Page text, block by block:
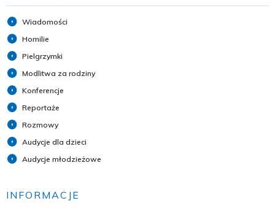
Wiadomości
Homilie
Pielgrzymki
Modlitwa za rodziny
Konferencje
Reportaże
Rozmowy
Audycje dla dzieci
Audycje młodzieżowe
INFORMACJE